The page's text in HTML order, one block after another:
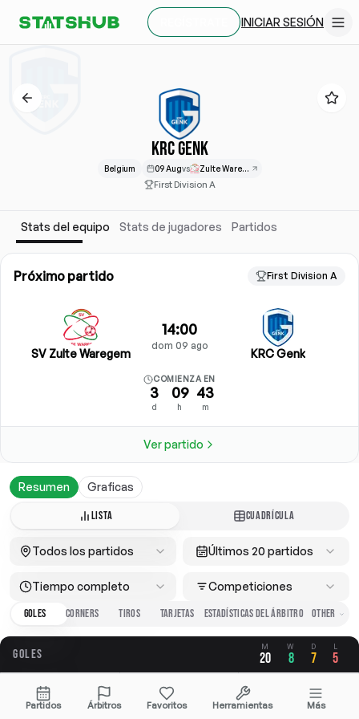
INICIAR SESIÓN
KRC GENK
Belgium 09 Augvs Zulte Waregem
First Division A
Stats del equipo Stats de jugadores Partidos
Próximo partido First Division A
SV Zulte Waregem
14:00
dom 09 ago
KRC Genk
COMIENZA EN
3
d
09
h
43
m
Ver partido
Resumen Graficas
LISTA CUADRÍCULA
Todos los partidos Últimos 20 partidos
Tiempo completo
Competiciones
GOLES
CORNERS TIROS TARJETAS ESTADÍSTICAS DEL ÁRBITRO
GOLES M
20
W
8
D
7
L
5
GLOBAL
3.25
A FAVOR
1.70
EN CONTRA
1.55
Partidos Árbitros Favoritos Herramientas Más